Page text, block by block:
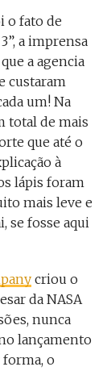
o fato de
a imprensa
a agencia
custaram
um! Na
total de mais
que até o
à
lápis foram
mais leve e
se fosse aqui
criou o
da NASA
nunca
lançamento
forma, o